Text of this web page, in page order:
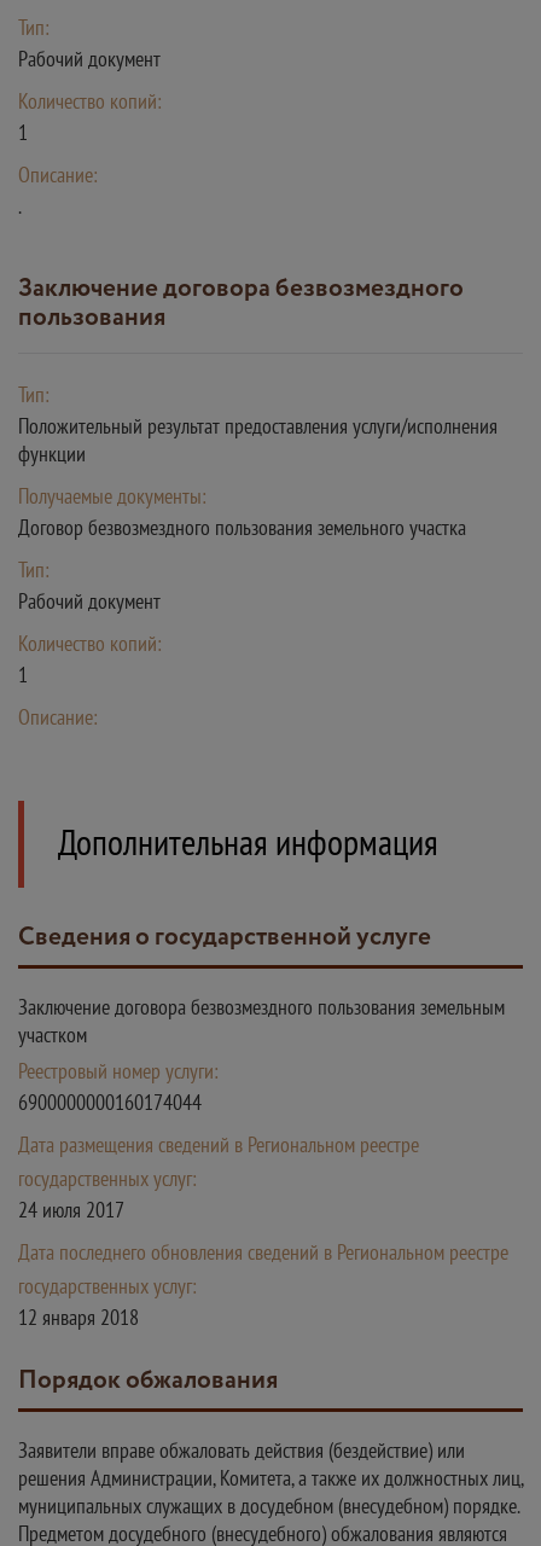
Тип:
Рабочий документ
Количество копий:
1
Описание:
.
Заключение договора безвозмездного
пользования
Тип:
Положительный результат предоставления услуги/исполнения
функции
Получаемые документы:
Договор безвозмездного пользования земельного участка
Тип:
Рабочий документ
Количество копий:
1
Описание:
Дополнительная информация
Сведения о государственной услуге
Заключение договора безвозмездного пользования земельным
участком
Реестровый номер услуги:
6900000000160174044
Дата размещения сведений в Региональном реестре
государственных услуг:
24 июля 2017
Дата последнего обновления сведений в Региональном реестре
государственных услуг:
12 января 2018
Порядок обжалования
Заявители вправе обжаловать действия (бездействие) или
решения Администрации, Комитета, а также их должностных лиц,
муниципальных служащих в досудебном (внесудебном) порядке.
Предметом досудебного (внесудебного) обжалования являются